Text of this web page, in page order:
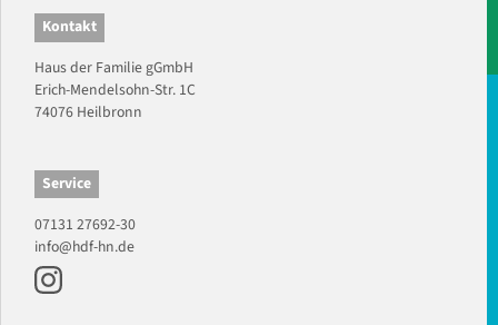
Kontakt
Haus der Familie gGmbH
Erich-Mendelsohn-Str. 1C
74076 Heilbronn
Service
07131 27692-30
info@hdf-hn.de